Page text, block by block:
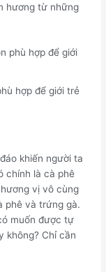
hương từ những
hợp để giới trẻ
khiến người ta
chính là cà phê
vị vô cùng
phê và trứng gà.
muốn được tự
không? Chỉ cần